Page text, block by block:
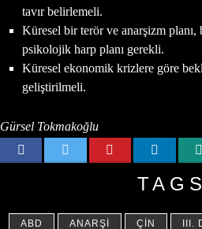
tavır belirlemeli.
Küresel bir terör ve anarşizm planı,
psikolojik harp planı gerekli.
Küresel ekonomik krizlere göre
geliştirilmeli.
Gürsel Tokmakoğlu
ABD ANARŞI ÇIN III.